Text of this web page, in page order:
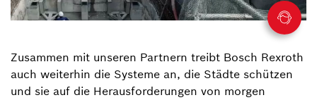
Zusammen mit unseren Partnern treibt Bosch Rexroth
auch weiterhin die Systeme an, die Städte schützen
und sie auf die Herausforderungen von morgen